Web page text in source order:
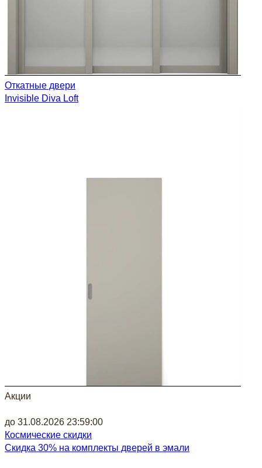
Откатные двери
Invisible Diva Loft
Акции
до 31.08.2026 23:59:00
Космические скидки
Скидка 30% на комплекты дверей в эмали